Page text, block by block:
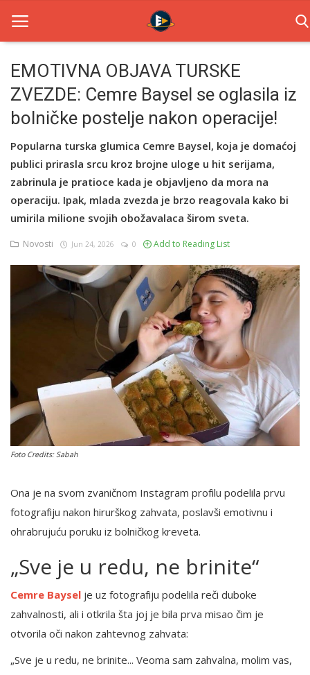
Home
Novosti
TV Serije
Filmovi
Glumci
Contact
EMOTIVNA OBJAVA TURSKE
ZVEZDE: Cemre Baysel se oglasila iz
bolničke postelje nakon operacije!
Popularna turska glumica Cemre Baysel, koja je domaćoj
publici prirasla srcu kroz brojne uloge u hit serijama,
zabrinula je pratioce kada je objavljeno da mora na
operaciju. Ipak, mlada zvezda je brzo reagovala kako bi
umirila milione svojih obožavalaca širom sveta.
Novosti Jun 24, 2026 0 Add to Reading List
Foto Credits: Sabah
Ona je na svom zvaničnom Instagram profilu podelila prvu
fotografiju nakon hirurškog zahvata, poslavši emotivnu i
ohrabrujuću poruku iz bolničkog kreveta.
„Sve je u redu, ne brinite“
Cemre Baysel je uz fotografiju podelila reči duboke
zahvalnosti, ali i otkrila šta joj je bila prva misao čim je
otvorila oči nakon zahtevnog zahvata:
„Sve je u redu, ne brinite... Veoma sam zahvalna, molim vas,